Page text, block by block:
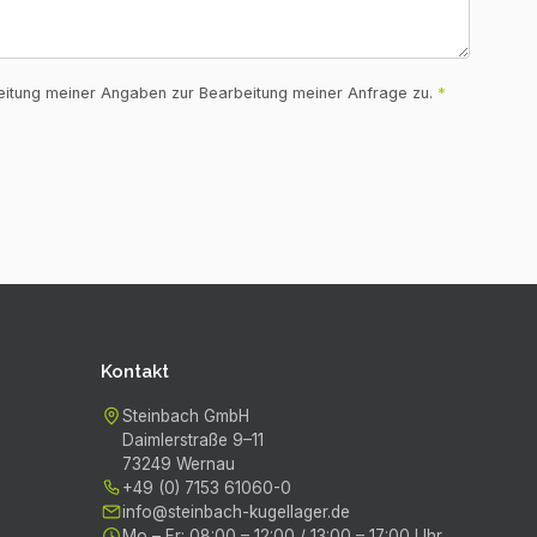
meiner Angaben zur Bearbeitung meiner Anfrage zu. *
Kontakt
Steinbach GmbH
Daimlerstraße 9–11
73249 Wernau
+49 (0) 7153 61060-0
info@steinbach-kugellager.de